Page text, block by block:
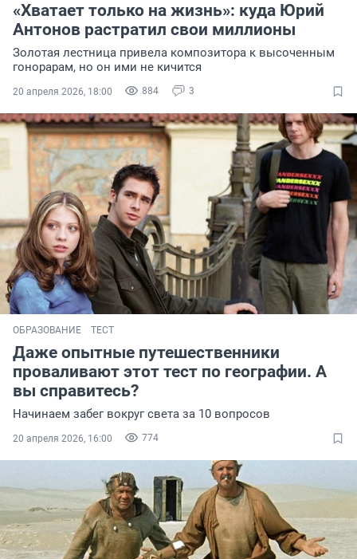
«Хватает только на жизнь»: куда Юрий
Антонов растратил свои миллионы
Золотая лестница привела композитора к высоченным
гонорарам, но он ими не кичится
884 3
20 апреля 2026, 18:00
ОБРАЗОВАНИЕ ТЕСТ
Даже опытные путешественники
проваливают этот тест по географии. А
вы справитесь?
Начинаем забег вокруг света за 10 вопросов
774
20 апреля 2026, 16:00